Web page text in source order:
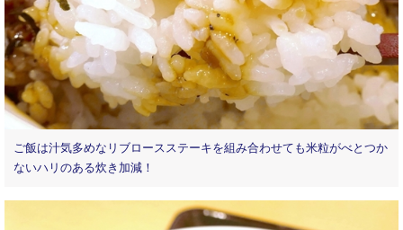
ご飯は汁気多めなリブロースステーキを組み合わせても米粒がべとつか
ないハリのある炊き加減！